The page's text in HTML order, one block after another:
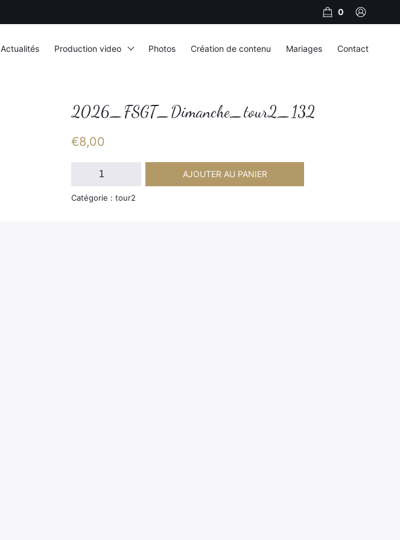
2026_FSGT_Dimanche_tour2_132
€8,00
quantité
2026_FSGT_Dimanche_tour2_132
AJOUTER AU PANIER
Catégorie : tour2
0
Actualités Production video Photos Création de contenu Mariages Contact